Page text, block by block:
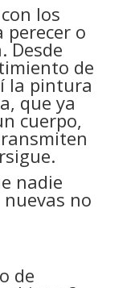
los
perecer o
Desde
de
la pintura
que ya
cuerpo,
nadie
no
de